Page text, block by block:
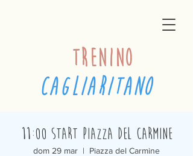
trenino
cagliaritano
11:00 Start Piazza del Carmine
dom 29 mar
  |
Piazza del Carmine